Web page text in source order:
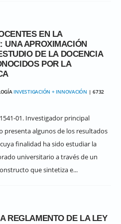
EN LA
UNA APROXIMACIÓN
DE LA DOCENCIA
POR LA
INVESTIGACIÓN + INNOVACIÓN | 6732
01. Investigador principal
presenta algunos de los resultados
finalidad ha sido estudiar la
universitario a través de un
que sintetiza e...
REGLAMENTO DE LA LEY